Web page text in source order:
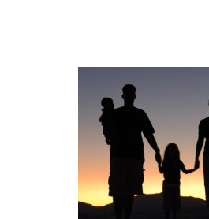
Nagytemplomban
2024.
augusztus
11.
10
óra